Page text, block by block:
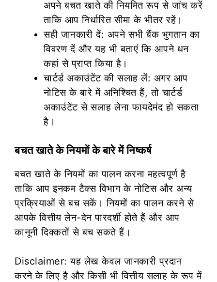
अपने बचत खाते की नियमित रूप से जांच करें
ताकि आप निर्धारित सीमा के भीतर रहें।
सही जानकारी दें: अपने सभी बैंक भुगतान का
विवरण दें और यह भी बताएं कि आपने धन
कहां से प्राप्त किया है।
चार्टर्ड अकाउंटेंट की सलाह लें: अगर आप
नोटिस के बारे में अनिश्चित हैं, तो चार्टर्ड
अकाउंटेंट से सलाह लेना फायदेमंद हो सकता
है।
बचत खाते के नियमों के बारे में निष्कर्ष
बचत खाते के नियमों का पालन करना महत्वपूर्ण है
ताकि आप इनकम टैक्स विभाग के नोटिस और अन्य
प्रक्रियाओं से बच सकें। नियमों का पालन करने से
आपके वित्तीय लेन-देन पारदर्शी होते हैं और आप
कानूनी दिक्कतों से बच सकते हैं।
Disclaimer: यह लेख केवल जानकारी प्रदान
करने के लिए है और किसी भी वित्तीय सलाह के रूप में